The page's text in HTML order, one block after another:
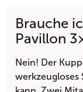
DER
Brauche
Pavillon
Nein! Der
werkzeugloses